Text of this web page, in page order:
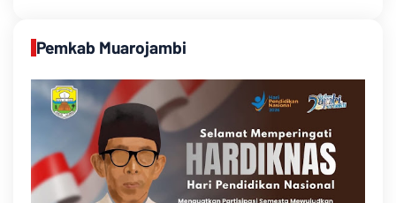
Pemkab Muarojambi